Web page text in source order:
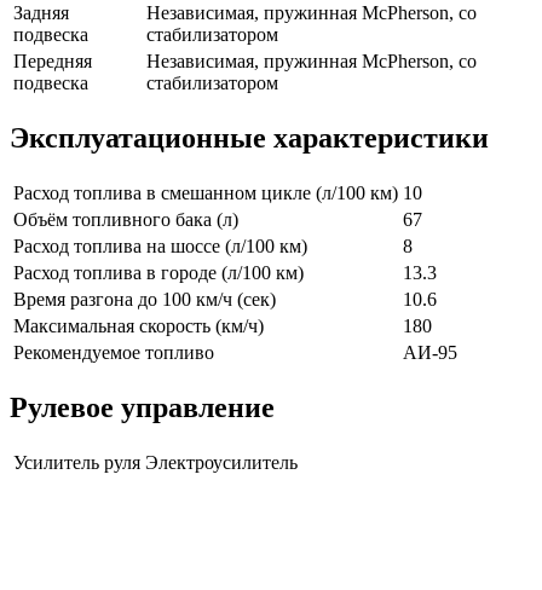
Задняя
подвеска
Независимая, пружинная McPherson, со
стабилизатором
Передняя
подвеска
Независимая, пружинная McPherson, со
стабилизатором
Эксплуатационные характеристики
Расход топлива в смешанном цикле (л/100 км) 10
Объём топливного бака (л)
67
Расход топлива на шоссе (л/100 км)
8
Расход топлива в городе (л/100 км)
13.3
Время разгона до 100 км/ч (сек)
10.6
Максимальная скорость (км/ч)
180
Рекомендуемое топливо
АИ-95
Рулевое управление
Усилитель руля Электроусилитель